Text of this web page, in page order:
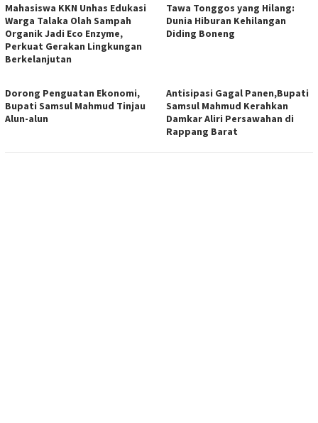
Mahasiswa KKN Unhas Edukasi
Warga Talaka Olah Sampah
Organik Jadi Eco Enzyme,
Perkuat Gerakan Lingkungan
Berkelanjutan
Tawa Tonggos yang Hilang:
Dunia Hiburan Kehilangan
Diding Boneng
Dorong Penguatan Ekonomi,
Bupati Samsul Mahmud Tinjau
Alun-alun
Antisipasi Gagal Panen,Bupati
Samsul Mahmud Kerahkan
Damkar Aliri Persawahan di
Rappang Barat